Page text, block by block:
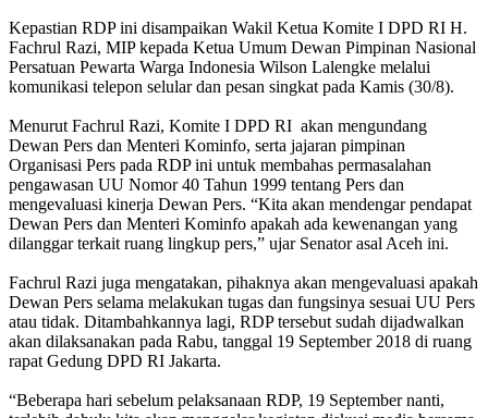
Kepastian RDP ini disampaikan Wakil Ketua Komite I DPD RI H.
Fachrul Razi, MIP kepada Ketua Umum Dewan Pimpinan Nasional
Persatuan Pewarta Warga Indonesia Wilson Lalengke melalui
komunikasi telepon selular dan pesan singkat pada Kamis (30/8).
Menurut Fachrul Razi, Komite I DPD RI akan mengundang
Dewan Pers dan Menteri Kominfo, serta jajaran pimpinan
Organisasi Pers pada RDP ini untuk membahas permasalahan
pengawasan UU Nomor 40 Tahun 1999 tentang Pers dan
mengevaluasi kinerja Dewan Pers. “Kita akan mendengar pendapat
Dewan Pers dan Menteri Kominfo apakah ada kewenangan yang
dilanggar terkait ruang lingkup pers,” ujar Senator asal Aceh ini.
Fachrul Razi juga mengatakan, pihaknya akan mengevaluasi apakah
Dewan Pers selama melakukan tugas dan fungsinya sesuai UU Pers
atau tidak. Ditambahkannya lagi, RDP tersebut sudah dijadwalkan
akan dilaksanakan pada Rabu, tanggal 19 September 2018 di ruang
rapat Gedung DPD RI Jakarta.
“Beberapa hari sebelum pelaksanaan RDP, 19 September nanti,